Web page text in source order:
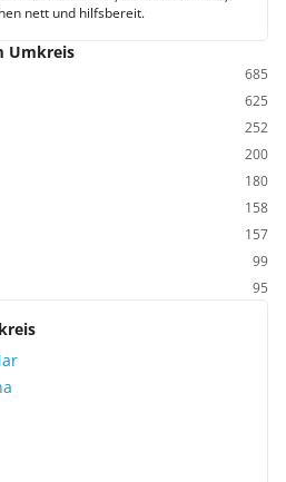
nett und hilfsbereit.
Umkreis
685
625
252
200
180
158
157
99
95